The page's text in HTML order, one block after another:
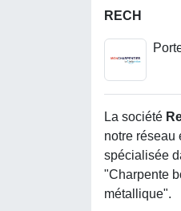
RECH
La société
notre réseau
spécialisée
"Charpente
métallique".